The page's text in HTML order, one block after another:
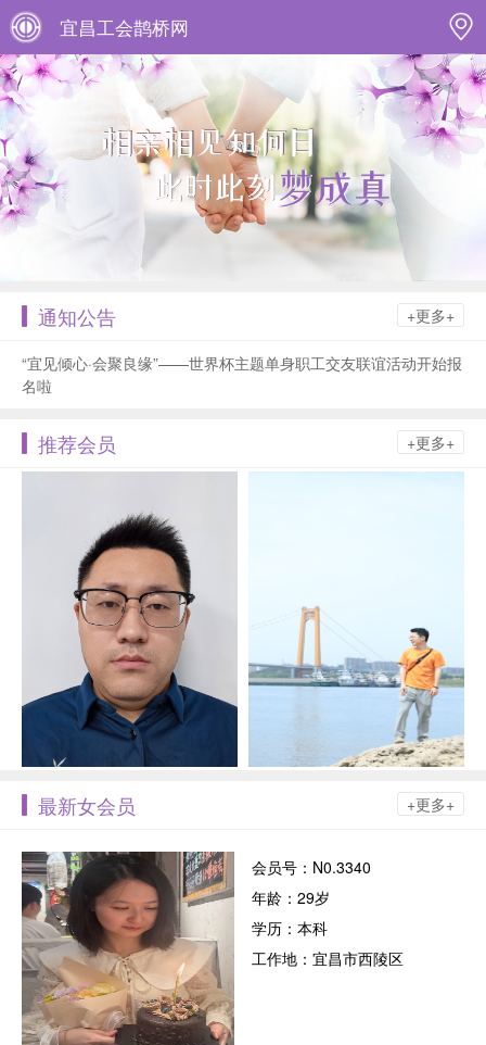
宜昌工会鹊桥网
通知公告 +更多+
“宜见倾心·会聚良缘”——世界杯主题单身职工交友联谊活动开始报
名啦
推荐会员 +更多+
最新女会员 +更多+
会员号：N0.3340
年龄：29岁
学历：本科
工作地：宜昌市西陵区